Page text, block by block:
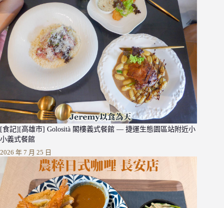
[食記][高雄市] Golosità 閣樓義式餐館 — 捷運生態園區站附近小
小義式餐館
2026 年 7 月 25 日